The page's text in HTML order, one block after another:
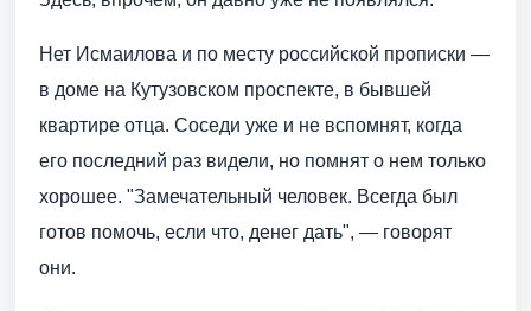
Нет Исмаилова и по месту российской прописки —
в доме на Кутузовском проспекте, в бывшей
квартире отца. Соседи уже и не вспомнят, когда
его последний раз видели, но помнят о нем только
хорошее. "Замечательный человек. Всегда был
готов помочь, если что, денег дать", — говорят
они.